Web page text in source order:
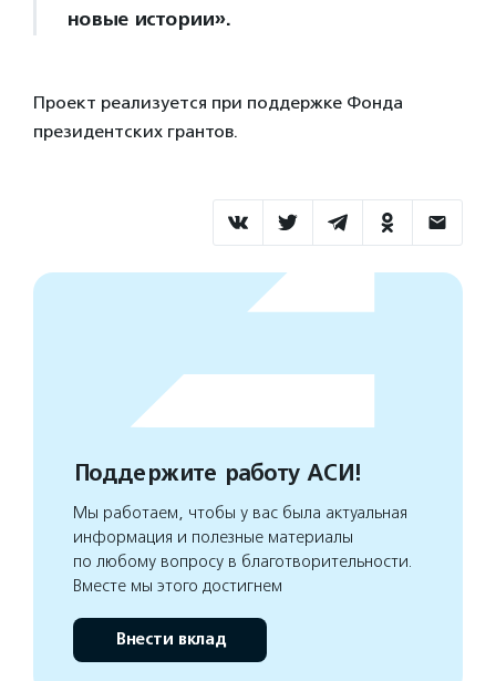
новые истории».
Проект реализуется при поддержке Фонда
президентских грантов.
Поддержите работу АСИ!
Мы работаем, чтобы у вас была актуальная
информация и полезные материалы
по любому вопросу в благотворительности.
Вместе мы этого достигнем
Внести вклад